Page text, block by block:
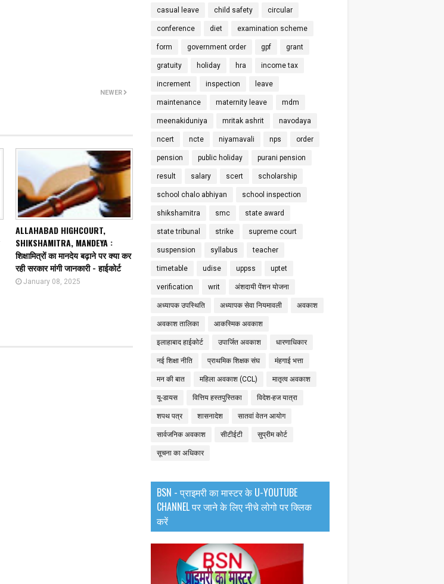
NEWER
ALLAHABAD HIGHCOURT,
SHIKSHAMITRA, MANDEYA :
शिक्षामित्रों का मानदेय बढ़ाने पर क्या कर
रही सरकार मांगी जानकारी - हाईकोर्ट
January 08, 2025
casual leave child safety circular
conference diet examination scheme
form government order gpf grant
gratuity holiday hra income tax
increment inspection leave
maintenance maternity leave mdm
meenakiduniya mritak ashrit navodaya
ncert ncte niyamavali nps order
pension public holiday purani pension
result salary scert scholarship
school chalo abhiyan school inspection
shikshamitra smc state award
state tribunal strike supreme court
suspension syllabus teacher
timetable udise uppss uptet
verification writ अंशदायी पेंशन योजना
अध्यापक उपस्थिति अध्यापक सेवा नियमावली अवकाश
अवकाश तालिका आकस्मिक अवकाश
इलाहाबाद हाईकोर्ट उपार्जित अवकाश धारणाधिकार
नई शिक्षा नीति प्राथमिक शिक्षक संघ मंहगाई भत्ता
मन की बात महिला अवकाश (CCL) मातृत्व अवकाश
यू-डायस वित्तिय हस्तपुस्तिका विदेश-हज यात्रा
शपथ पत्र शासनादेश सातवां वेतन आयोग
सार्वजनिक अवकाश सीटीईटी सुप्रीम कोर्ट
सूचना का अधिकार
BSN - प्राइमरी का मास्टर के U-YOUTUBE
CHANNEL पर जाने के लिए नीचे लोगो पर क्लिक
करें